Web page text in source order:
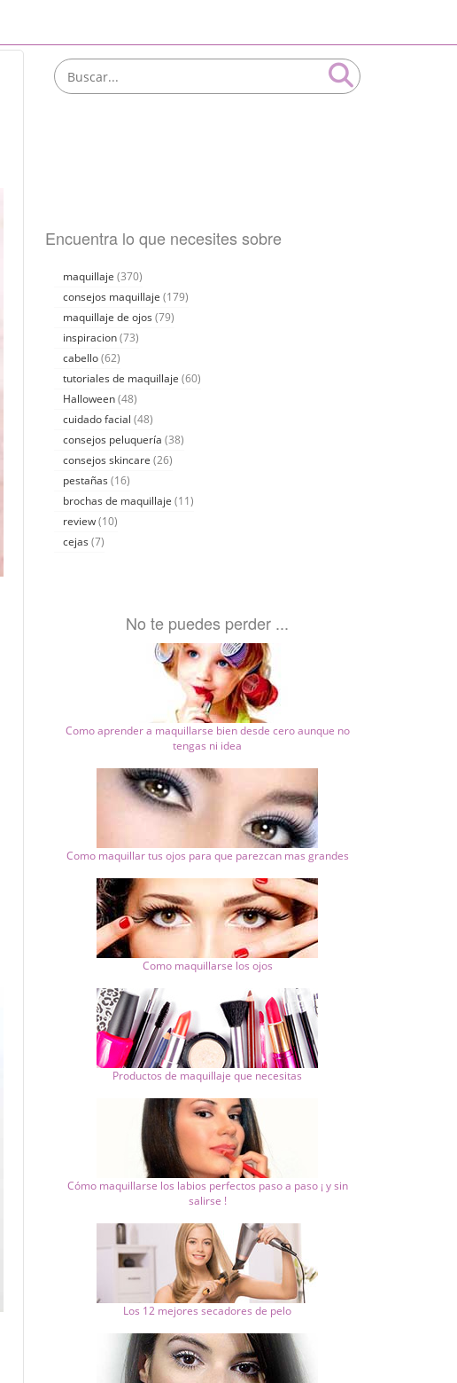
Encuentra lo que necesites sobre
maquillaje (370)
consejos maquillaje (179)
maquillaje de ojos (79)
inspiracion(73)
cabello(62)
tutoriales de maquillaje (60)
Halloween(48)
cuidado facial (48)
consejos peluquería (38)
consejos skincare (26)
pestañas (16)
brochas de maquillaje (11)
review(10)
cejas (7)
No te puedes perder ...
Como aprender a maquillarse bien desde cero aunque no
tengas ni idea
Como maquillar tus ojos para que parezcan mas grandes
Como maquillarse los ojos
Productos de maquillaje que necesitas
Cómo maquillarse los labios perfectos paso a paso ¡ y sin
salirse !
Los 12 mejores secadores de pelo